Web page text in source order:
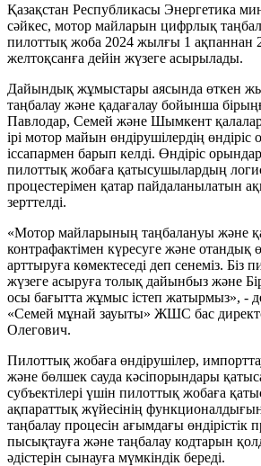
Қазақстан Республикасы Энергетика
сәйкес, мотор майларын цифрлық
пилоттық жоба 2024 жылғы 1 ақпаннан
желтоқсанға дейін жүзеге асырылады.
Дайындық жұмыстары аясында өткен
таңбалау және қадағалау бойынша
Павлодар, Семей және Шымкент
ірі мотор майын өндірушілердің
іссапармен барып келді. Өндіріс
пилоттық жобаға қатысушылардың
процестерімен қатар пайдаланылатын
зерттелді.
«Мотор майларының таңбалануы және
контрафактімен күресуге және отандық
арттыруға көмектеседі деп сенеміз. Біз
жүзеге асыруға толық дайынбыз және
осы бағытта жұмыс істеп жатырмыз», -
«Семей мұнай зауыты» ЖШС бас
Олегович.
Пилоттық жобаға өндірушілер,
және бөлшек сауда кәсіпорындары
субъектілері үшін пилоттық жобаға
ақпараттық жүйесінің функционалдығын
таңбалау процесін ағымдағы өндірістік
пысықтауға және таңбалау кодтарын
әдістерін сынауға мүмкіндік береді.